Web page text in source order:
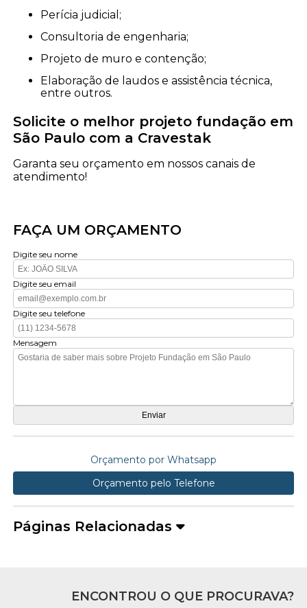
perícia judicial;
consultoria de engenharia;
projeto de muro e contenção;
elaboração de laudos e assistência técnica,
entre outros.
Solicite o melhor projeto fundação em
São Paulo com a Cravestak
Garanta seu orçamento em nossos canais de
atendimento!
FAÇA UM ORÇAMENTO
Digite seu nome
Digite seu email
Digite seu telefone
Mensagem
Orçamento por Whatsapp
Orçamento pelo Telefone
Páginas Relacionadas
ENCONTROU O QUE PROCURAVA?